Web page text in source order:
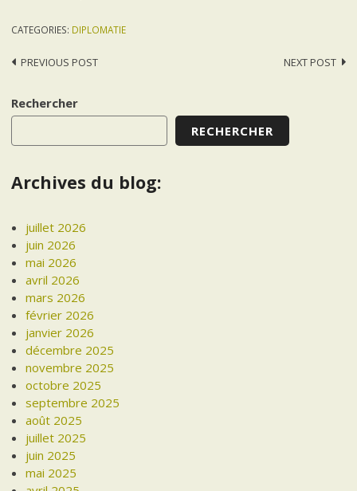
CATEGORIES: DIPLOMATIE
Post
PREVIOUS POST NEXT POST
Rechercher
RECHERCHER
Archives du blog:
juillet 2026
juin 2026
mai 2026
avril 2026
mars 2026
février 2026
janvier 2026
décembre 2025
novembre 2025
octobre 2025
septembre 2025
août 2025
juillet 2025
juin 2025
mai 2025